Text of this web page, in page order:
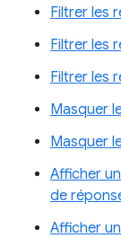
Filtrer les
Filtrer les
Filtrer les
Masquer
Masquer
Afficher
de
Afficher